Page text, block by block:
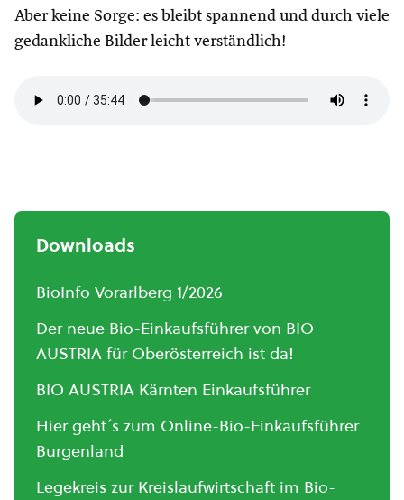
Aber keine Sorge: es bleibt spannend und durch viele
gedankliche Bilder leicht verständlich!
Downloads
BioInfo Vorarlberg 1/2026
Der neue Bio-Einkaufsführer von BIO
AUSTRIA für Oberösterreich ist da!
BIO AUSTRIA Kärnten Einkaufsführer
Hier geht´s zum Online-Bio-Einkaufsführer
Burgenland
Legekreis zur Kreislaufwirtschaft im Bio-